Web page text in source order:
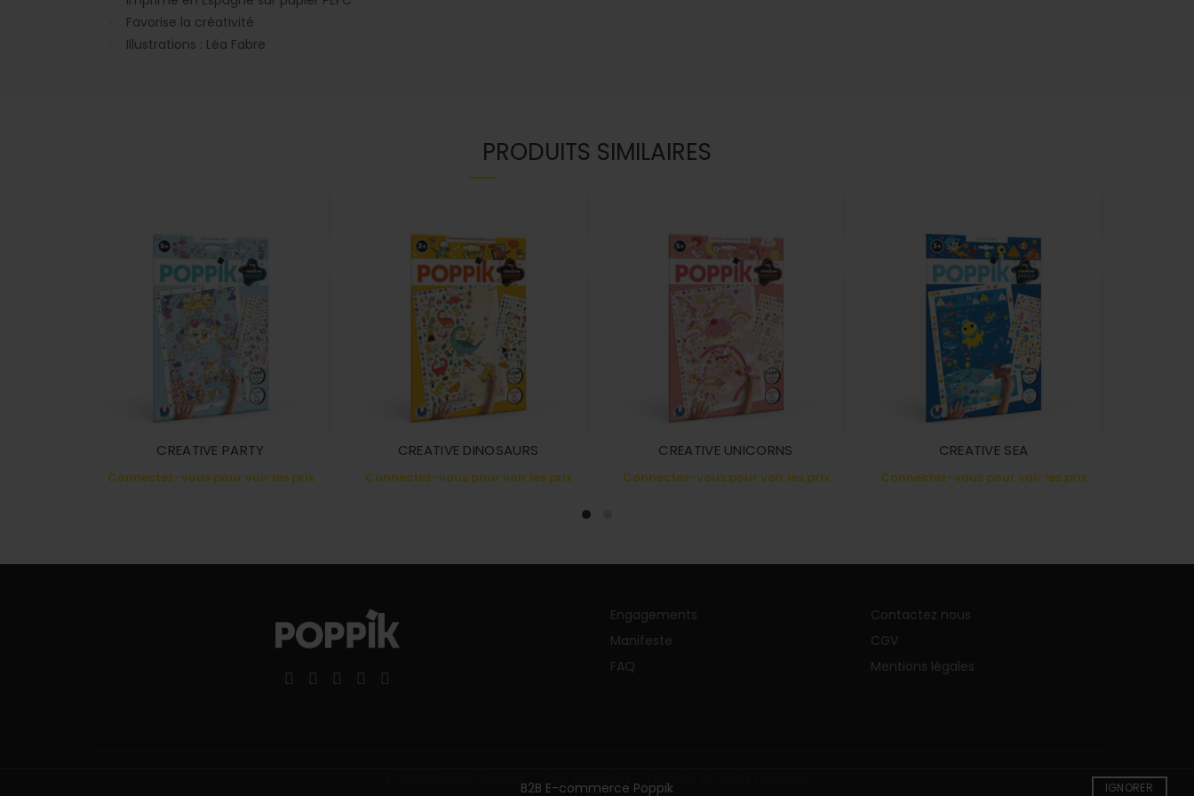
B2B E-commerce Poppik IGNORER
Favorise la créativité
Illustrations : Léa Fabre
PRODUITS SIMILAIRES
CREATIVE PARTY
Connectez-vous pour voir les prix
CREATIVE DINOSAURS
Connectez-vous pour voir les prix
CREATIVE UNICORNS
Connectez-vous pour voir les prix
CREATIVE SEA
Connectez-vous pour voir les prix
Engagements
Manifeste
FAQ
Contactez nous
CGV
Mentions légales
Poppik Stickers – Jeux éducatifs – Enfants